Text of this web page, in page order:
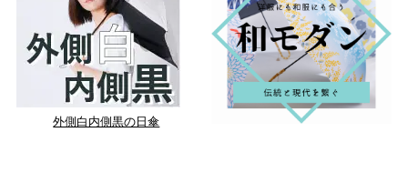
外側白内側黒の日傘